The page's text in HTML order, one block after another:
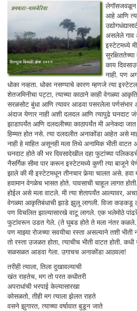
लेगॉसजवळून
आहे आणि त्या
असलेले गाव
इस्टेटमध्ये
काय
नाही. पण
धोका नव्हता. धोका नसण्याचे कारण म्हणजे त्या
शेतजमिनीचा पट्टा, त्याच्या काठाने काही वेगळ्या
सरळसोट बुंधा आणि त्यावर आडवा पसरलेला पर्णसंभार
अंदाज येणार नाही अशी दलदल आणि त्यापुढे घनदाट
झाडापर्यंत आणि दलदलीच्या काठापर्यंत मी अनेकदा
हिम्मत होत नसे. त्या दलदलीत अनाकोंडा आहेत असे
नाही हे माहित असूनही मला तिथे अनामिक भीती
घनदाट होते की भर दिवसादेखील दहा फुटांच्या
नैसर्गिक सीमा पार करून इस्टेटमध्ये कुणी त्या बाजूने
झाले की मी इस्टेटमधून तीनचार फेर्‍या चालत असे.
हवामान वेगळेच भासत होते. पावसाची चाहूल लागत
होईल असे मला वाटले. मी त्या शेतापर्यंत आल्यावर,
वेगळ्या आकृतिबंधाची झाडे झुलू लागली. विजा कडकडू
पण विचलित झाल्यासारखे वाटू लागले. एक भलेमोठे
फुटांवरून उडत गेले. (ते घुबड होते ते मला नंतर कळले.)
पण माझ्या रोजच्या सवयीचा रस्ता असल्याने तशी भीती
तो रस्ता उजळत होता, त्याचीच भीती वाटत होती.
सळसळत आडवा गेला. उगाचच अनाकोंडा आठवला!
तरीही त्याला, तिला दुखावल्याची
खंत राहतेच, मग तो परत कधीतरी
अपराधांची भरपाई केल्यासारखा
कोसळतो, तीही मग त्याला झेलत राहते
वसने झुगारत, त्याच्या वर्षावात बुडून जाते